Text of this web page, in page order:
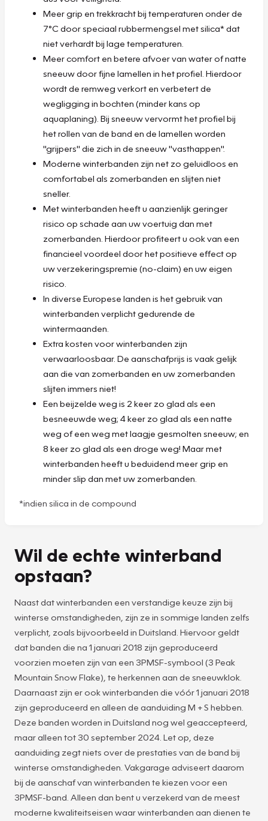
Meer grip en trekkracht bij temperaturen onder de
7°C door speciaal rubbermengsel met silica* dat
niet verhardt bij lage temperaturen.
Meer comfort en betere afvoer van water of natte
sneeuw door fijne lamellen in het profiel. Hierdoor
wordt de remweg verkort en verbetert de
wegligging in bochten (minder kans op
aquaplaning). Bij sneeuw vervormt het profiel bij
het rollen van de band en de lamellen worden
"grijpers" die zich in de sneeuw "vasthappen".
Moderne winterbanden zijn net zo geluidloos en
comfortabel als zomerbanden en slijten niet
sneller.
Met winterbanden heeft u aanzienlijk geringer
risico op schade aan uw voertuig dan met
zomerbanden. Hierdoor profiteert u ook van een
financieel voordeel door het positieve effect op
uw verzekeringspremie (no-claim) en uw eigen
risico.
In diverse Europese landen is het gebruik van
winterbanden verplicht gedurende de
wintermaanden.
Extra kosten voor winterbanden zijn
verwaarloosbaar. De aanschafprijs is vaak gelijk
aan die van zomerbanden en uw zomerbanden
slijten immers niet!
Een beijzelde weg is 2 keer zo glad als een
besneeuwde weg; 4 keer zo glad als een natte
weg of een weg met laagje gesmolten sneeuw; en
8 keer zo glad als een droge weg! Maar met
winterbanden heeft u beduidend meer grip en
minder slip dan met uw zomerbanden.
*indien silica in de compound
Wil de echte winterband
opstaan?
Naast dat winterbanden een verstandige keuze zijn bij
winterse omstandigheden, zijn ze in sommige landen zelfs
verplicht, zoals bijvoorbeeld in Duitsland. Hiervoor geldt
dat banden die na 1 januari 2018 zijn geproduceerd
voorzien moeten zijn van een 3PMSF-symbool (3 Peak
Mountain Snow Flake), te herkennen aan de sneeuwklok.
Daarnaast zijn er ook winterbanden die vóór 1 januari 2018
zijn geproduceerd en alleen de aanduiding M + S hebben.
Deze banden worden in Duitsland nog wel geaccepteerd,
maar alleen tot 30 september 2024. Let op, deze
aanduiding zegt niets over de prestaties van de band bij
winterse omstandigheden. Vakgarage adviseert daarom
bij de aanschaf van winterbanden te kiezen voor een
3PMSF-band. Alleen dan bent u verzekerd van de meest
moderne kwaliteitseisen waar winterbanden aan dienen te